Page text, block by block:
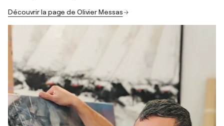
Découvrir la page de Olivier Messas